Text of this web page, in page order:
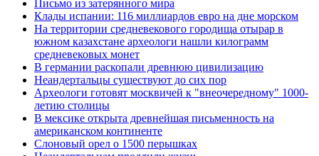
Письмо из затерянного мира
Клады испании: 116 миллиардов евро на дне морском
На территории средневекового городища отырар в
южном казахстане археологи нашли килограмм
средневековых монет
В германии раскопали древнюю цивилизацию
Неандертальцы существуют до сих пор
Археологи готовят москвичей к "внеочередному" 1000-
летию столицы
В мексике открыта древнейшая письменность на
американском континенте
Слоновый орел о 1500 перышках